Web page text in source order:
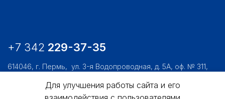
+7 342 229-37-35
614046, г. Пермь, ул. 3-я Водопроводная, д. 5А, оф. № 311,
usk@usk.perm.ruДля улучшения работы сайта и его